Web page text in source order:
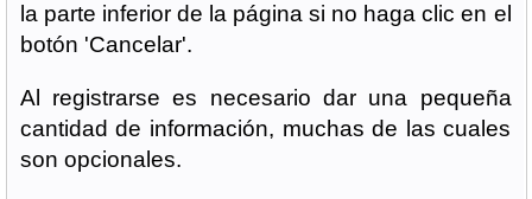
la parte inferior de la página si no haga clic en el
botón 'Cancelar'.
Al registrarse es necesario dar una pequeña
cantidad de información, muchas de las cuales
son opcionales.